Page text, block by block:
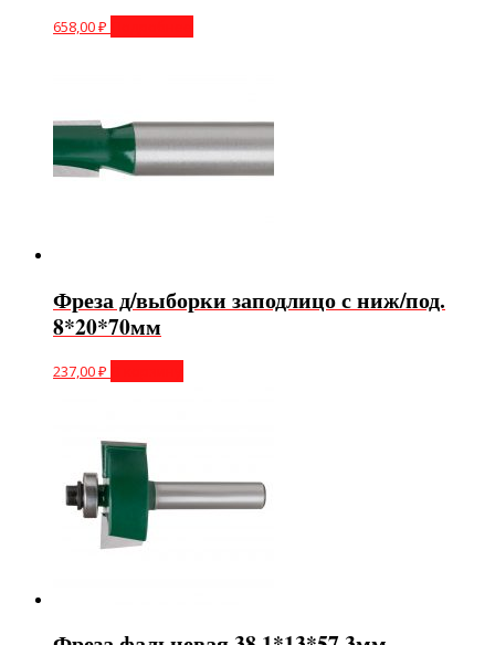
658,00₽
Фреза д/выборки заподлицо с ниж/под.
8*20*70мм
237,00₽